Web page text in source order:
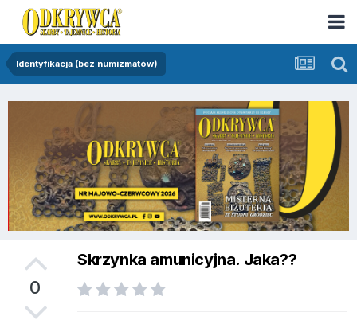
Identyfikacja (bez numizmatów)
0
Skrzynka amunicyjna. Jaka??